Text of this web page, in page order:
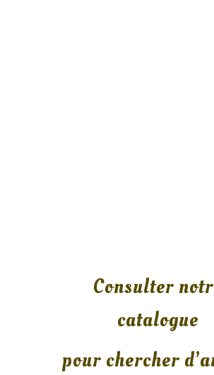
Consulter
catalogue
pour chercher